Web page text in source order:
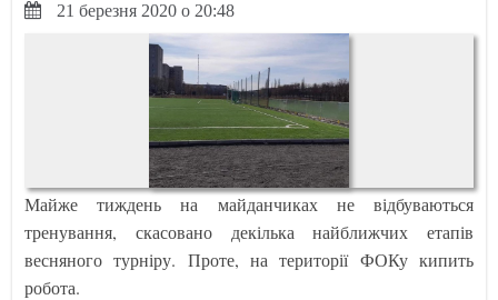
21 березня 2020 о 20:48
Майже тиждень на майданчиках не відбуваються
тренування, скасовано декілька найближчих етапів
весняного турніру. Проте, на території ФОКу кипить
робота.